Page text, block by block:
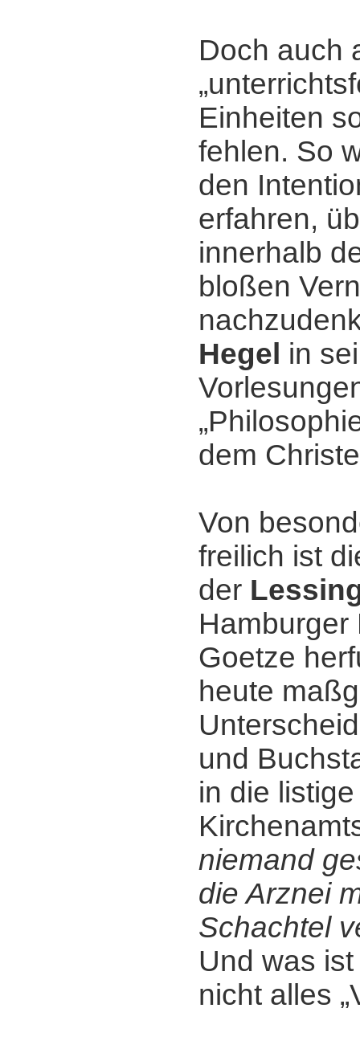
Doch auch
Einheiten
fehlen. So
den
erfahren,
innerhalb
bloßen
Hegel in
dem
Von
freilich ist
der
Hamburger
Goetze
heute
und
in die
niemand
die Arznei
Schachtel
Und was
nicht alles